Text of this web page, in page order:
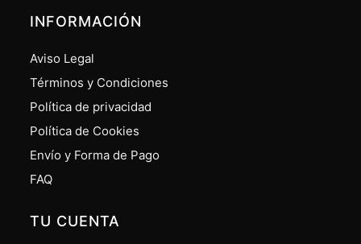
INFORMACIÓN
Aviso Legal
Términos y Condiciones
Política de privacidad
Política de Cookies
Envío y Forma de Pago
FAQ
TU CUENTA